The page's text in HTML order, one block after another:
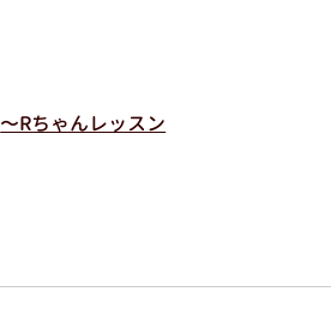
〜Rちゃんレッスン